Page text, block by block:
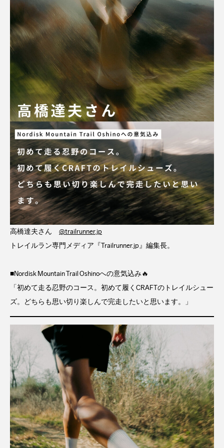
高橋達夫さん @trailrunner.jp
トレイルラン専門メディア『Trailrunner.jp』編集長。
■Nordisk Mountain Trail Oshinoへの意気込み🔥
「初めて走る忍野のコース。初めて履くCRAFTのトレイルシュー
ズ。どちらも思い切り楽しんで完走したいと思います。」